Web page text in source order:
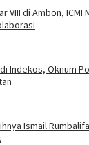
VIII di Ambon, ICMI
Indekos, Oknum
Ismail